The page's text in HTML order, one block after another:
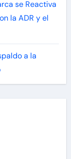
se Reactiva
la ADR y el
a la